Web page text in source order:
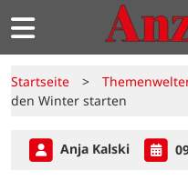
Startseite >
den Winter starten
Anja Kalski